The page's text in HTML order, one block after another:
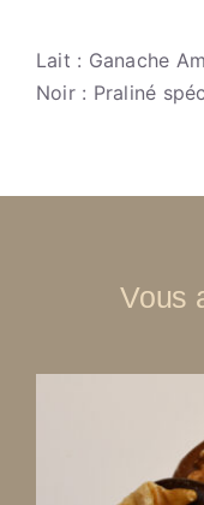
Lait : Ganache
Noir: Praliné
Vous